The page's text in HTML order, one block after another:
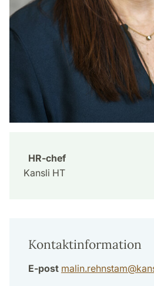
HR-chef
Kansli HT
Kontaktinformation
E-post malin.rehnstam@